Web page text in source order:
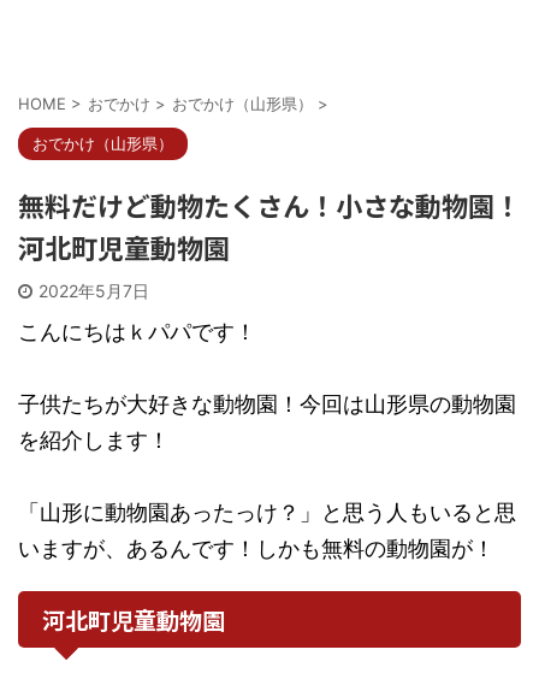
HOME > おでかけ > おでかけ（山形県） >
おでかけ（山形県）
無料だけど動物たくさん！小さな動物園！
河北町児童動物園
2022年5月7日
こんにちはｋパパです！
子供たちが大好きな動物園！今回は山形県の動物園
を紹介します！
「山形に動物園あったっけ？」と思う人もいると思
いますが、あるんです！しかも無料の動物園が！
河北町児童動物園